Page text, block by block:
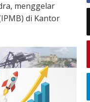
menggelar
di Kantor